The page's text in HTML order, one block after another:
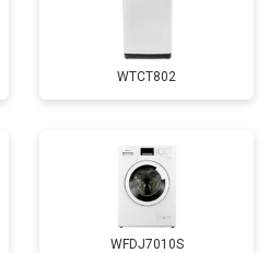
от 2750 ₽
от 2800 ₽ Заказать
от 3800 ₽ Заказать
WTCT802
WFDJ7010S